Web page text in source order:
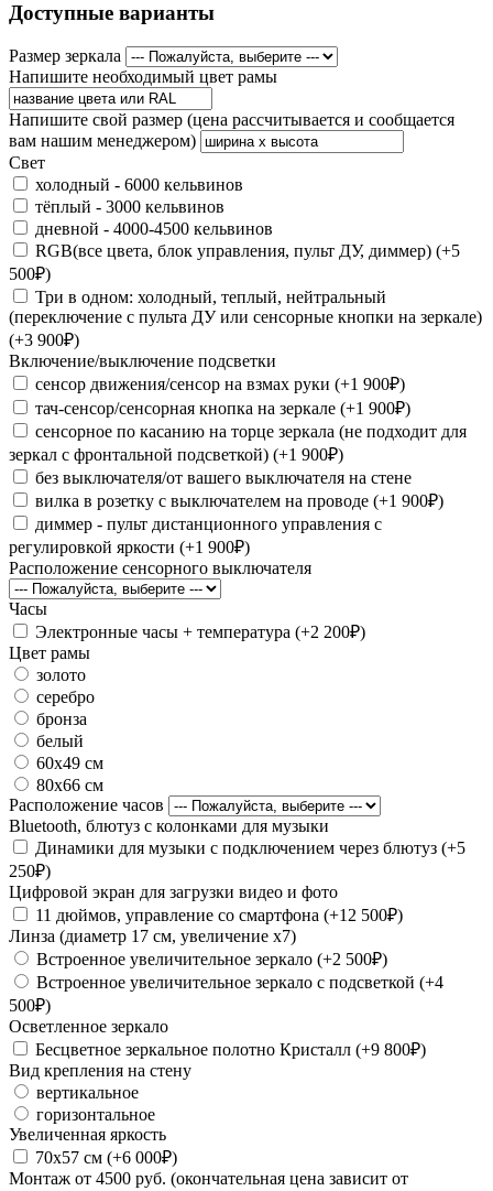
Доступные варианты
Размер зеркала
Напишите необходимый цвет рамы
Напишите свой размер (цена рассчитывается и сообщается
вам нашим менеджером)
Свет
холодный - 6000 кельвинов
тёплый - 3000 кельвинов
дневной - 4000-4500 кельвинов
RGB(все цвета, блок управления, пульт ДУ, диммер) (+5
500₽)
Три в одном: холодный, теплый, нейтральный
(переключение с пульта ДУ или сенсорные кнопки на зеркале)
(+3 900₽)
Включение/выключение подсветки
сенсор движения/сенсор на взмах руки (+1 900₽)
тач-сенсор/сенсорная кнопка на зеркале (+1 900₽)
сенсорное по касанию на торце зеркала (не подходит для
зеркал с фронтальной подсветкой) (+1 900₽)
без выключателя/от вашего выключателя на стене
вилка в розетку с выключателем на проводе (+1 900₽)
диммер - пульт дистанционного управления с
регулировкой яркости (+1 900₽)
Расположение сенсорного выключателя
Часы
Электронные часы + температура (+2 200₽)
Цвет рамы
золото
серебро
бронза
белый
60х49 см
80х66 см
Расположение часов
Bluetooth, блютуз с колонками для музыки
Динамики для музыки с подключением через блютуз (+5
250₽)
Цифровой экран для загрузки видео и фото
11 дюймов, управление со смартфона (+12 500₽)
Линза (диаметр 17 см, увеличение х7)
Встроенное увеличительное зеркало (+2 500₽)
Встроенное увеличительное зеркало с подсветкой (+4
500₽)
Осветленное зеркало
Бесцветное зеркальное полотно Кристалл (+9 800₽)
Вид крепления на стену
вертикальное
горизонтальное
Увеличенная яркость
70х57 см (+6 000₽)
Монтаж от 4500 руб. (окончательная цена зависит от